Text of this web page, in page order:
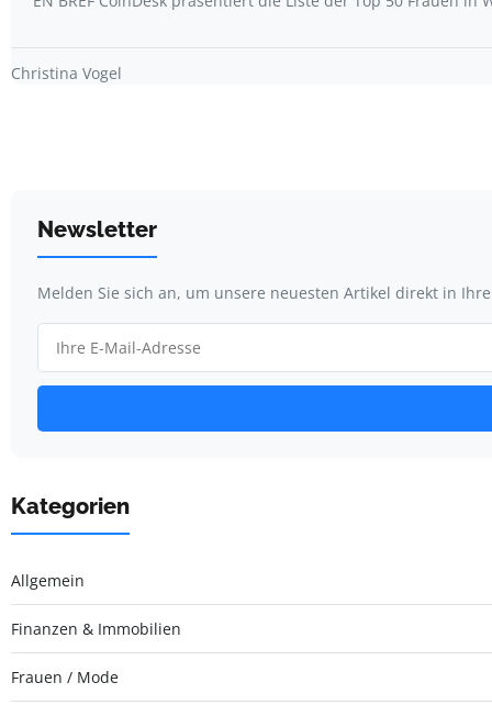
Christina Vogel
Newsletter
Melden Sie sich an, um unsere neuesten Artikel direkt in
Kategorien
Allgemein
Finanzen & Immobilien
Frauen / Mode